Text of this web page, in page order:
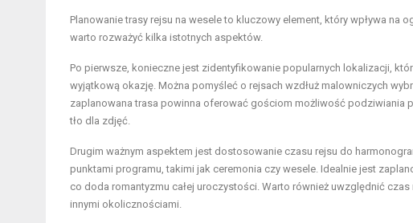
Planowanie trasy rejsu na wesele to kluczowy element, który wpływa
warto rozważyć kilka istotnych aspektów.
Po pierwsze, konieczne jest zidentyfikowanie popularnych lokalizacji,
wyjątkową okazję. Można pomyśleć o rejsach wzdłuż malowniczych
zaplanowana trasa powinna oferować gościom możliwość podziwiania
tło dla zdjęć.
Drugim ważnym aspektem jest dostosowanie czasu rejsu do
punktami programu, takimi jak ceremonia czy wesele. Idealnie jest
co doda romantyzmu całej uroczystości. Warto również uwzględnić
innymi okolicznościami.